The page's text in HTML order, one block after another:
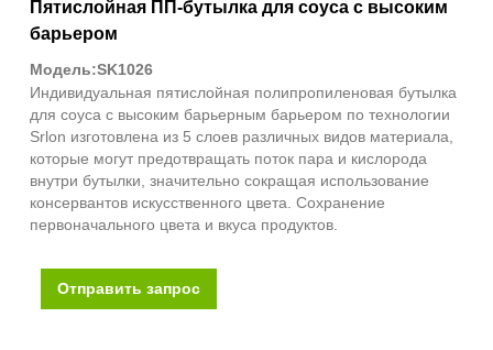
Пятислойная ПП-бутылка для соуса с высоким
барьером
Модель:SK1026
Индивидуальная пятислойная полипропиленовая бутылка
для соуса с высоким барьерным барьером по технологии
Srlon изготовлена ​​из 5 слоев различных видов материала,
которые могут предотвращать поток пара и кислорода
внутри бутылки, значительно сокращая использование
консервантов искусственного цвета. Сохранение
первоначального цвета и вкуса продуктов.
Отправить запрос